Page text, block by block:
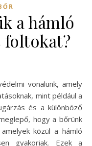
a hámló
foltokat?
mint például a
és a különböző
hogy a bőrünk
közül a hámló
gyakoriak. Ezek a